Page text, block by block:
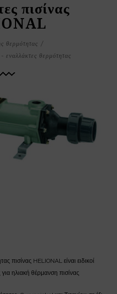
πισίνας
θερμότητας
θερμότητας
πισίνας HELIONAL είναι ειδικοί
ηλιακή θέρμανση πισίνας